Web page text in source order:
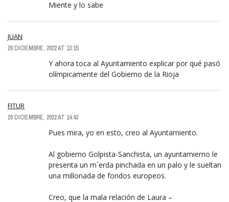
Miente y lo sabe
JUAN
20 DICIEMBRE, 2022 AT 13:15
Y ahora toca al Ayuntamiento explicar por qué pasó
olímpicamente del Gobierno de la Rioja
FITUR
20 DICIEMBRE, 2022 AT 14:43
Pues mira, yo en esto, creo al Ayuntamiento.
Al gobierno Golpista-Sanchista, un ayuntamierno le
presenta un m´erda pinchada en un palo y le sueltan
una millonada de fondos europeos.
Creo, que la mala relación de Laura –